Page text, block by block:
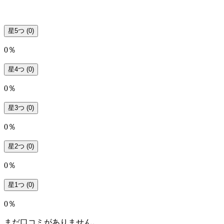
星5つ (0)
0％
星4つ (0)
0％
星3つ (0)
0％
星2つ (0)
0％
星1つ (0)
0％